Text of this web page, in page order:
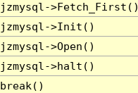
jzmysql-
jzmysql->Init()
jzmysql->Open()
jzmysql->halt()
break()